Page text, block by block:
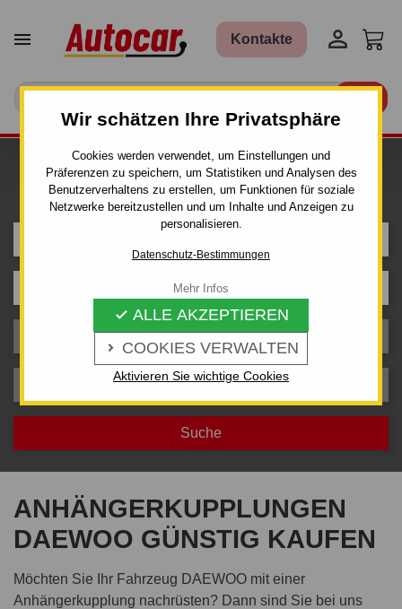
Wir schätzen Ihre Privatsphäre
Cookies werden verwendet, um Einstellungen und
Präferenzen zu speichern, um Statistiken und Analysen des
Benutzerverhaltens zu erstellen, um Funktionen für soziale
Netzwerke bereitzustellen und um Inhalte und Anzeigen zu
personalisieren.
Datenschutz-Bestimmungen
 COOKIES VERWALTEN
 ALLE AKZEPTIEREN
Aktivieren Sie wichtige Cookies
Mehr Infos
 Kontakte 
Ich bin auf der Suche nach einer
AHK für ein Auto
ANHÄNGERKUPPLUNGEN
DAEWOO GÜNSTIG KAUFEN
Möchten Sie Ihr Fahrzeug DAEWOO mit einer
Anhängerkupplung nachrüsten? Dann sind Sie bei uns